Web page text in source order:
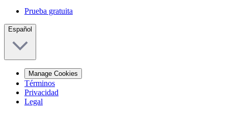
Prueba gratuita
Español
Manage Cookies
Términos
Privacidad
Legal